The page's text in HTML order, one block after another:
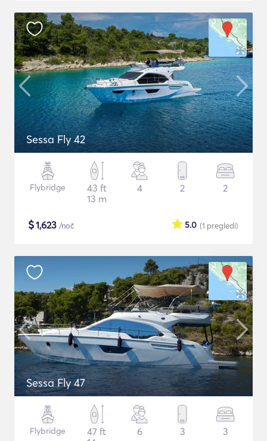
Sessa Fly 42
Flybridge
43 ft
13 m
4 2 2
$1,623 /noč (1 pregledi)
5.0
Sessa Fly 47
Flybridge
47 ft
6 3 3